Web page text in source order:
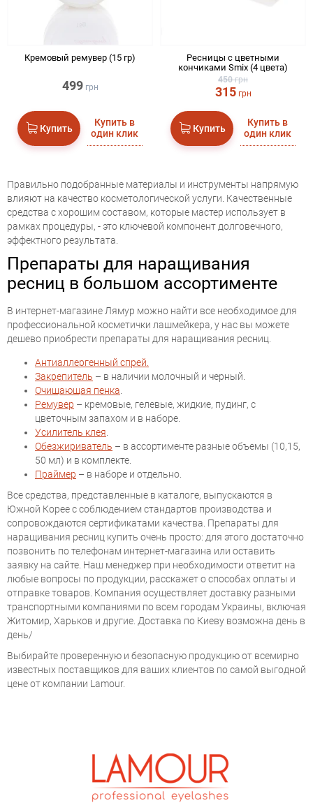
Кремовый ремувер (15 гр)
499грн
Купить
Купить в
один клик
Ресницы с цветными
кончиками Smix (4 цвета)
450грн
315грн
Купить
Купить в
один клик
Правильно подобранные материалы и инструменты напрямую
влияют на качество косметологической услуги. Качественные
средства с хорошим составом, которые мастер использует в
рамках процедуры, - это ключевой компонент долговечного,
эффектного результата.
Препараты для наращивания
ресниц в большом ассортименте
В интернет-магазине Лямур можно найти все необходимое для
профессиональной косметички лашмейкера, у нас вы можете
дешево приобрести препараты для наращивания ресниц.
Антиаллергенный спрей.
Закрепитель – в наличии молочный и черный.
Очищающая пенка
Ремувер – кремовые, гелевые, жидкие, пудинг, с
цветочным запахом и в наборе.
Усилитель клея
Обезжириватель – в ассортименте разные объемы (10,15,
50 мл) и в комплекте.
Праймер – в наборе и отдельно.
Все средства, представленные в каталоге, выпускаются в
Южной Корее с соблюдением стандартов производства и
сопровождаются сертификатами качества. Препараты для
наращивания ресниц купить очень просто: для этого достаточно
позвонить по телефонам интернет-магазина или оставить
заявку на сайте. Наш менеджер при необходимости ответит на
любые вопросы по продукции, расскажет о способах оплаты и
отправке товаров. Компания осуществляет доставку разными
транспортными компаниями по всем городам Украины, включая
Житомир, Харьков и другие. Доставка по Киеву возможна день в
день/
Выбирайте проверенную и безопасную продукцию от всемирно
известных поставщиков для ваших клиентов по самой выгодной
цене от компании Lamour.